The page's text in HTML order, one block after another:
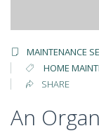
MAINTENANCE
HOME
SHARE
An